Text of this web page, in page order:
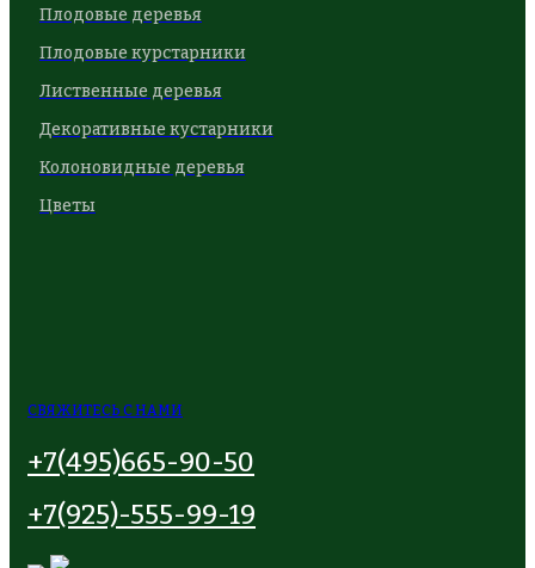
Плодовые деревья
Плодовые курстарники
Лиственные деревья
Декоративные кустарники
Колоновидные деревья
Цветы
СВЯЖИТЕСЬ С НАМИ
+7(495)665-90-50
+7(925)-555-99-19